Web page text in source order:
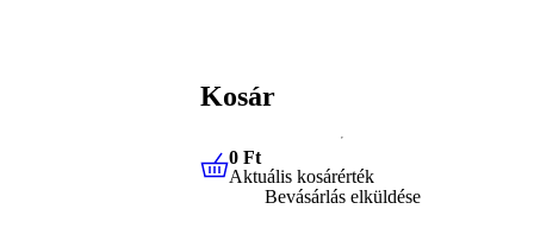
Kosár
0 FtAktuális kosárérték
0 Ft
Aktuális kosárérték
Bevásárlás elküldése